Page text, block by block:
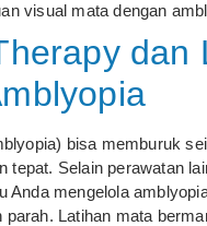
visual mata dengan
dan
bisa memburuk
tepat. Selain perawatan
Anda mengelola
parah. Latihan mata